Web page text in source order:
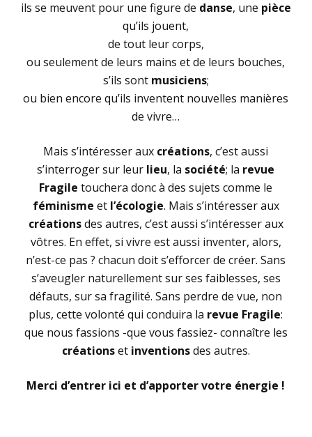
ils se meuvent pour une figure de danse, une pièce
qu’ils jouent,
de tout leur corps,
ou seulement de leurs mains et de leurs bouches,
s’ils sont musiciens;
ou bien encore qu’ils inventent nouvelles manières
de vivre…
Mais s’intéresser aux créations, c’est aussi
s’interroger sur leur lieu, la société; la revue
Fragile touchera donc à des sujets comme le
féminisme et l’écologie. Mais s’intéresser aux
créationsdes autres, c’est aussi s’intéresser aux
vôtres. En effet, si vivre est aussi inventer, alors,
n’est-ce pas ? chacun doit s’efforcer de créer. Sans
s’aveugler naturellement sur ses faiblesses, ses
défauts, sur sa fragilité. Sans perdre de vue, non
plus, cette volonté qui conduira la revue Fragile:
que nous fassions -que vous fassiez- connaître les
créationset inventionsdes autres.
Merci d’entrer ici et d’apporter votre énergie !